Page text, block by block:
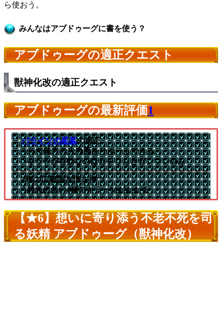
ら使おう。
みんなはアブドゥーグに書を使う？
アブドゥーグの適正クエスト
獣神化改の適正クエスト
アブドゥーグの最新評価1
パライソの星墓の適正
└SSで味方の火力面をサポートできる
└キラーが有効なのはカチりんとガンマンのみ
2種の広範囲友情を持つ
└雑魚に多い4種のキラーMがかかる
【★6】想いに寄り添う不老不死を司
る妖精 アブドゥーグ（獣神化改）